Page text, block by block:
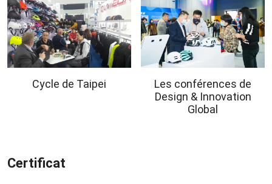
Cycle de Taipei
Les conférences de
Design & Innovation
Global
Certificat